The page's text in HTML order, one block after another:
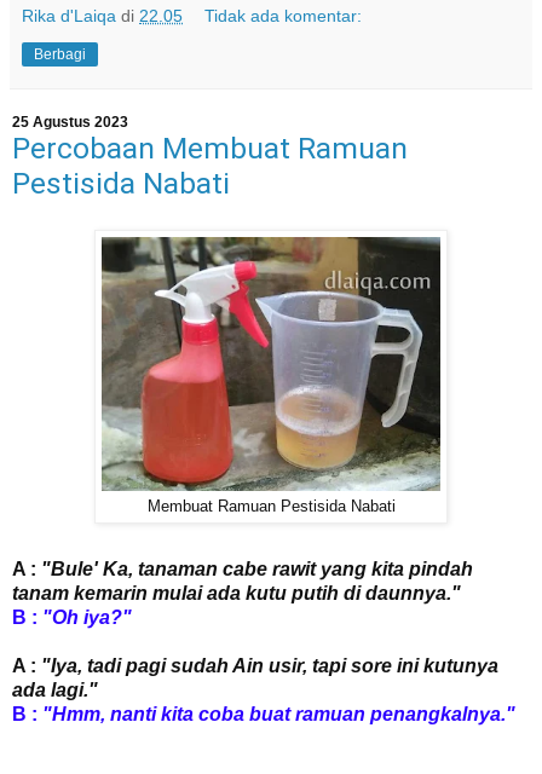
Rika d'Laiqa di 22.05 Tidak ada komentar:
Berbagi
25 Agustus 2023
Percobaan Membuat Ramuan
Pestisida Nabati
Membuat Ramuan Pestisida Nabati
A : "Bule' Ka, tanaman cabe rawit yang kita pindah
tanam kemarin mulai ada kutu putih di daunnya."
B : "Oh iya?"
A : "Iya, tadi pagi sudah Ain usir, tapi sore ini kutunya
ada lagi."
B : "Hmm, nanti kita coba buat ramuan penangkalnya."